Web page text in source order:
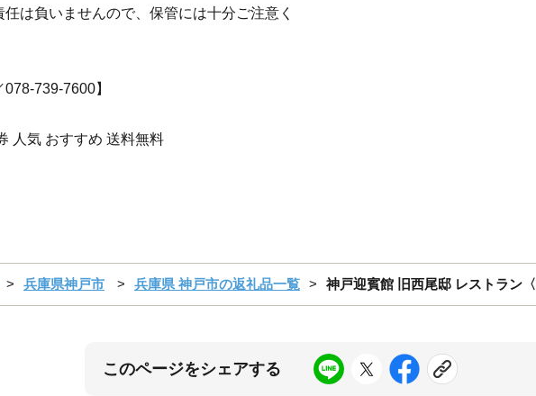
は負いませんので、保管には十分ご注意く
739-7600】
人気 おすすめ 送料無料
兵庫県神戸市 兵庫県 神戸市の返礼品一覧 神戸迎賓館 旧西尾邸 レストラン
このページをシェアする